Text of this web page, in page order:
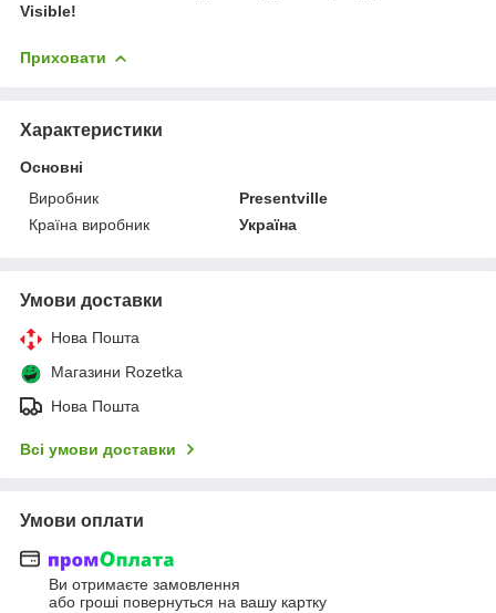
Visible!
Приховати
Характеристики
Основні
Виробник
Presentville
Країна виробник
Україна
Умови доставки
Нова Пошта
Магазини Rozetka
Нова Пошта
Всі умови доставки
Умови оплати
Ви отримаєте замовлення
або гроші повернуться на вашу картку